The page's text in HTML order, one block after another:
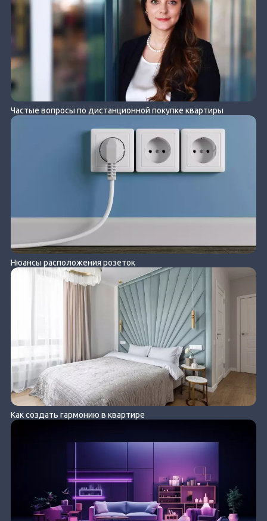
Частые вопросы по дистанционной покупке квартиры
Нюансы расположения розеток
Как создать гармонию в квартире